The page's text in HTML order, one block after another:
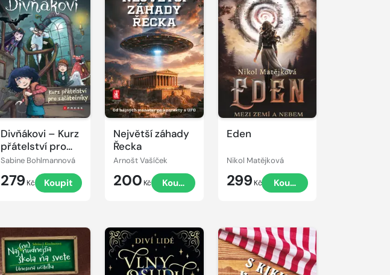
Divňákovi – Kurz
přátelství pro
začátečníky
Sabine Bohlmannová
279 Kč Koupit
Největší záhady
Řecka
Arnošt Vašíček
200 Kč Koupit
Eden
Nikol Matějková
299 Kč Koupit